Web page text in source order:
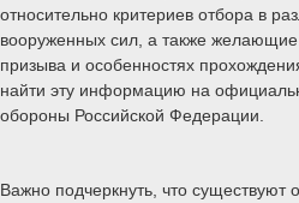
относительно критериев отбора в
вооруженных сил, а также
призыва и особенностях
найти эту информацию на
обороны Российской Федерации.
Важно подчеркнуть, что существуют